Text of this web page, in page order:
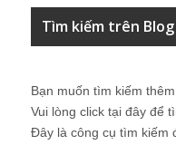
Tìm kiếm trên
Bạn muốn tìm kiếm
Vui lòng click tại đây để
Đây là công cụ tìm kiếm